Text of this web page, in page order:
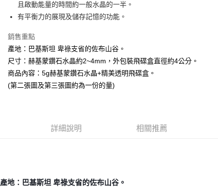
悠遊付
ATM付款
全家取貨付款
每筆NT$80，滿NT$3,000(含以上)免運費
賣家宅配幫您送（台灣）
每筆NT$80，滿NT$3,000(含以上)免運費
且啟動能量的時間約一般水晶的一半。
有平衡力的展現及儲存記憶的功能。
銷售重點
產地：巴基斯坦 卑祿支省的佐布山谷。
尺寸：赫基蒙鑽石水晶約2~4mm，外包裝飛碟盒直徑約4公分。
商品內容：5g赫基蒙鑽石水晶+精美透明飛碟盒。
(第二張圖及第三張圖約為一份的量)
詳細說明 相關推薦
產地：巴基斯坦 卑祿支省的佐布山谷。